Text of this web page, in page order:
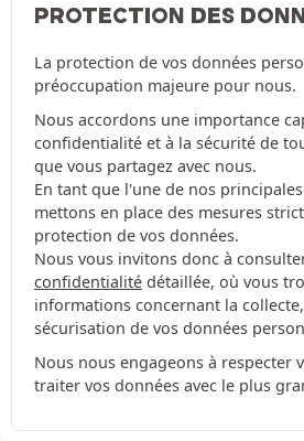
PROTECTION DES
La protection de vos données
préoccupation majeure pour nous.
Nous accordons une importance
confidentialité et à la sécurité de
que vous partagez avec nous.
En tant que l'une de nos
mettons en place des mesures
protection de vos données.
Nous vous invitons donc à
confidentialité détaillée, où vous
informations concernant la
sécurisation de vos données
Nous nous engageons à respecter
traiter vos données avec le plus